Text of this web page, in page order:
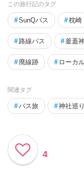
この旅行記のタグ
#SunQパス #枕崎
# 路線バス #釜蓋
# 廃線跡 # ローカ
関連タグ
#バス旅 #神社巡り
4